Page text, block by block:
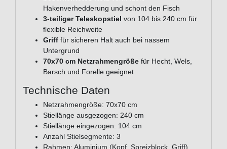
Hakenverhedderung und schont den Fisch
3-teiliger Teleskopstiel von 104 bis 240 cm für
flexible Reichweite
Griff für sicheren Halt auch bei nassem
Untergrund
70x70 cm Netzrahmengröße für Hecht, Wels,
Barsch und Forelle geeignet
Technische Daten
Netzrahmengröße: 70x70 cm
Stiellänge ausgezogen: 240 cm
Stiellänge eingezogen: 104 cm
Anzahl Stielsegmente: 3
Rahmen: Aluminium (Kopf, Spreizblock, Griff)